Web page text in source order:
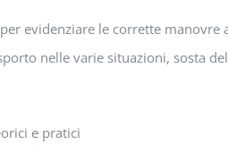
evidenziare le corrette manovre
nelle varie situazioni, sosta
e pratici